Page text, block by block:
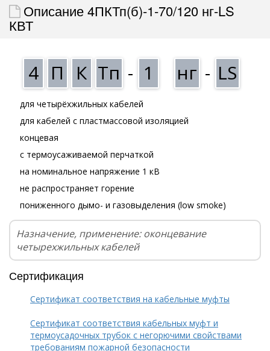
Описание 4ПКТп(б)-1-70/120 нг-LS
КВТ
4 П К Тп - 1 нг - LS
для четырёхжильных кабелей
для кабелей с пластмассовой изоляцией
концевая
с термоусаживаемой перчаткой
на номинальное напряжение 1 кВ
не распространяет горение
пониженного дымо- и газовыделения (low smoke)
Назначение, применение: оконцевание
четырехжильных кабелей
Сертификация
Сертификат соответствия на кабельные муфты
Сертификат соответствия кабельных муфт и
термоусадочных трубок с негорючими свойствами
требованиям пожарной безопасности